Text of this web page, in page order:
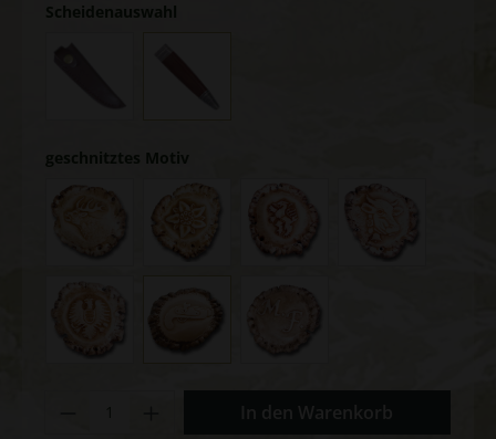
Scheidenauswahl
geschnitztes Motiv